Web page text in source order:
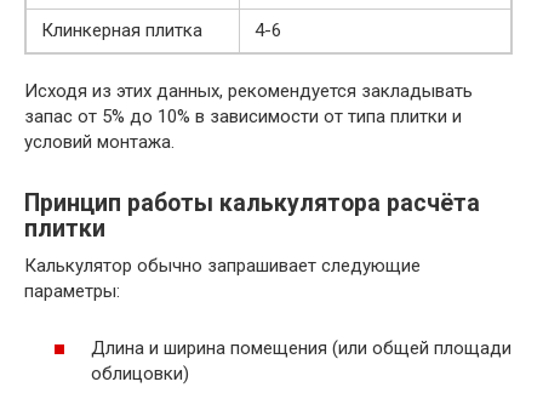
Клинкерная плитка
4-6
Исходя из этих данных, рекомендуется закладывать
запас от 5% до 10% в зависимости от типа плитки и
условий монтажа.
Принцип работы калькулятора расчёта
плитки
Калькулятор обычно запрашивает следующие
параметры:
Длина и ширина помещения (или общей площади
облицовки)